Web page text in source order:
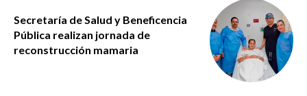
Secretaría de Salud y Beneficencia
Pública realizan jornada de
reconstrucción mamaria